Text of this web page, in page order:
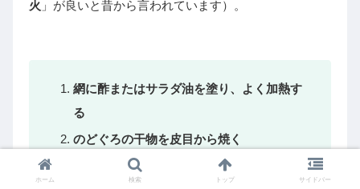
火 」が良いと昔から言われています）。
網に酢またはサラダ油を塗り、よく加熱す
る
のどぐろの干物を皮目から焼く
焼き加減を確認し、軽く焦げ目が付いたら
ホーム 検索 トップ サイドバー